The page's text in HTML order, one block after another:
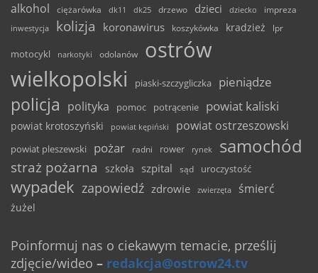
alkohol ciężarówka dk11 dk25 drzewo dzieci dziecko
impreza
inwestycja
kolizja koronawirus koszykówka kradzież lpr
motocykl narkotyki odolanów
ostrów
wielkopolski
piaski-szczygliczka pieniądze
policja polityka pomoc potrącenie powiat kaliski
powiat krotoszyński powiat kępiński powiat ostrzeszowski
powiat pleszewski pożar radni rower rynek samochód
straż pożarna szkoła szpital sąd uroczystość
wypadek zapowiedź zdrowie zwierzęta śmierć
żużel
Poinformuj nas o ciekawym temacie, prześlij
zdjęcie/wideo – redakcja@ostrow24.tv